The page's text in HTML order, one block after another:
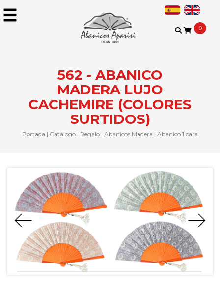
0
562 - ABANICO
MADERA LUJO
CACHEMIRE (COLORES
SURTIDOS)
Portada | Catálogo | Regalo | Abanicos Madera | Abanico 1 cara